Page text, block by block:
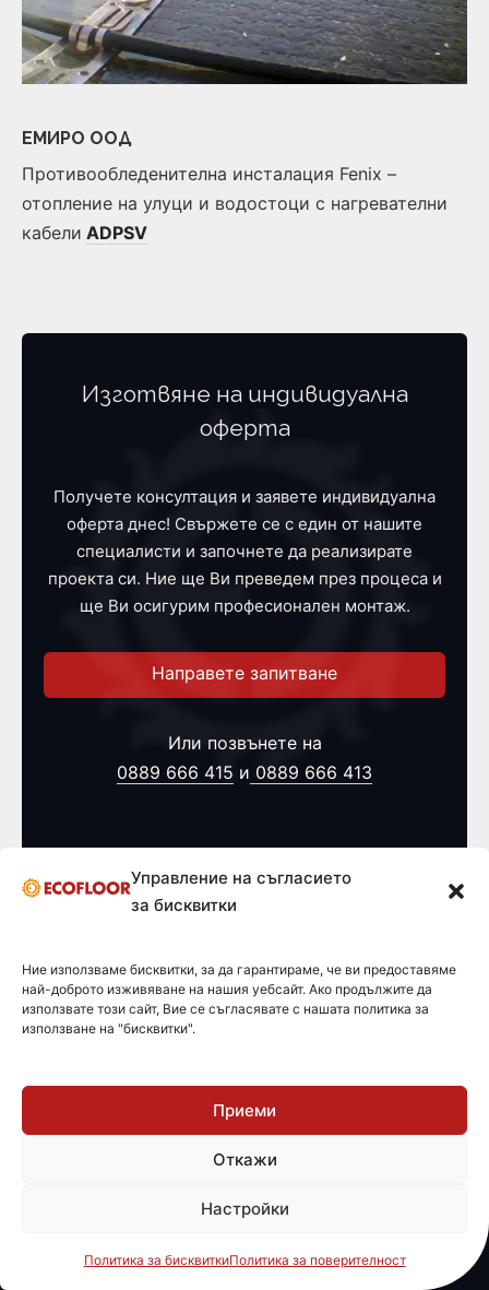
Управление на съгласието
за бисквитки
Ние използваме бисквитки, за да гарантираме, че ви предоставяме
най-доброто изживяване на нашия уебсайт. Ако продължите да
използвате този сайт, Вие се съгласявате с нашата политика за
използване на "бисквитки".
Приеми
Откажи
Настройки
Политика за бисквиткиПолитика за поверителност
ЕМИРО ООД
Противообледенителна инсталация Fenix –
отопление на улуци и водостоци с нагревателни
кабели ADPSV
Изготвяне на индивидуална
оферта
Получете консултация и заявете индивидуална
оферта днес! Свържете се с един от нашите
специалисти и започнете да реализирате
проекта си. Ние ще Ви преведем през процеса и
ще Ви осигурим професионален монтаж.
Направете запитване
Или позвънете на
0889 666 415 и 0889 666 413
Приложения
Системи против замръзване
Инфрачервено отопление
Отопление за домашни любимци
Терморегулатори